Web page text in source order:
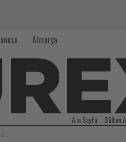
Almanya
Ana Sayfa Bülten